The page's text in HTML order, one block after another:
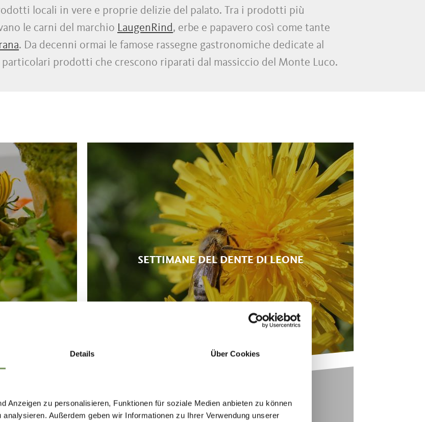
Details Über Cookies
Anzeigen zu personalisieren, Funktionen für soziale Medien anbieten zu können
Außerdem geben wir Informationen zu Ihrer Verwendung unserer
locali in vere e proprie delizie del palato. Tra i prodotti più
le carni del marchio LaugenRind, erbe e papavero così come tante
. Da decenni ormai le famose rassegne gastronomiche dedicate al
prodotti che crescono riparati dal massiccio del Monte Luco.
SETTIMANE DEL DENTE DI LEONE